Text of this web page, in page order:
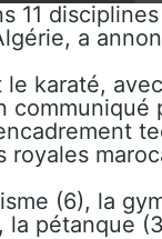
11
a
karaté,
communiqué
royales
(6), la
la pétanque